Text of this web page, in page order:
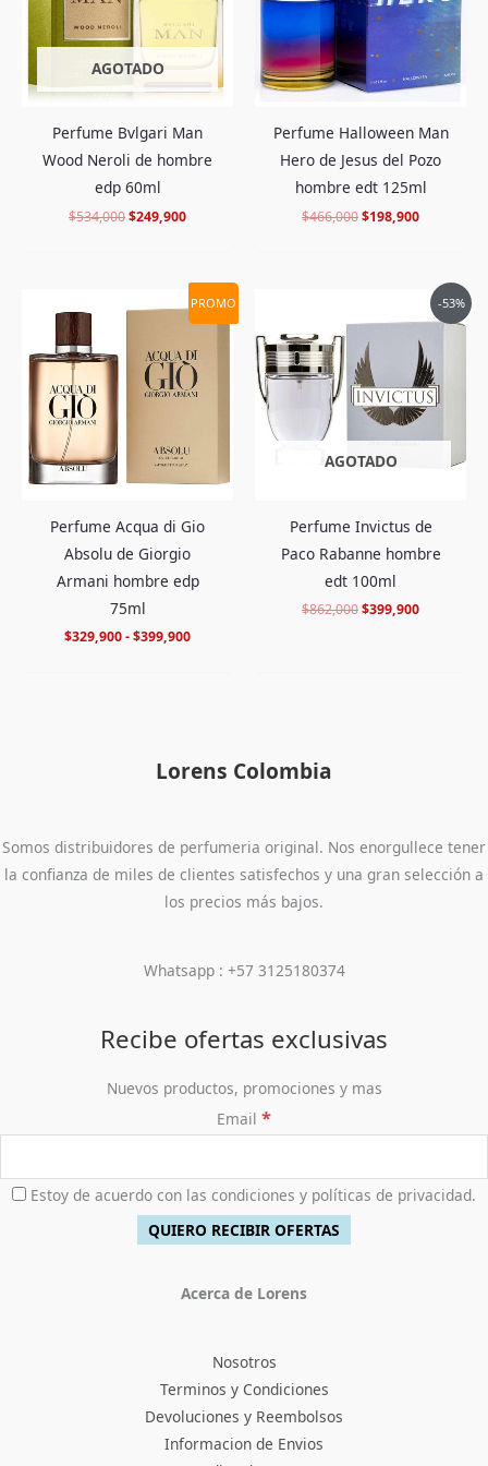
AGOTADO
Perfume Bvlgari Man
Wood Neroli de hombre
edp 60ml
$534,000$249,900
Perfume Halloween Man
Hero de Jesus del Pozo
hombre edt 125ml
$466,000$198,900
PROMO
Perfume Acqua di Gio
Absolu de Giorgio
Armani hombre edp
75ml
$329,900-$399,900
Rango
de
desde
$329,900
hasta
$399,900
-53%
AGOTADO
Perfume Invictus de
Paco Rabanne hombre
edt 100ml
$862,000
era:
$862,000.
$399,900
precio
actual
es:
$399,900.
Lorens Colombia
Somos distribuidores de perfumeria original. Nos enorgullece tener
la confianza de miles de clientes satisfechos y una gran selección a
los precios más bajos.
Whatsapp : +57 3125180374
Recibe ofertas exclusivas
Nuevos productos, promociones y mas
Email *
Estoy de acuerdo con las condiciones y políticas de privacidad.
Acerca de Lorens
Nosotros
Terminos y Condiciones
Devoluciones y Reembolsos
Informacion de Envios